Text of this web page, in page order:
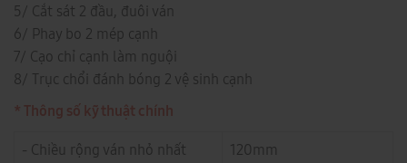
5/ Cắt sát 2 đầu, đuôi ván
6/ Phay bo 2 mép cạnh
7/ Cạo chỉ cạnh làm nguội
8/ Trục chổi đánh bóng 2 vệ sinh cạnh
* Thông số kỹ thuật chính
- Chiều rộng ván nhỏ nhất
120mm